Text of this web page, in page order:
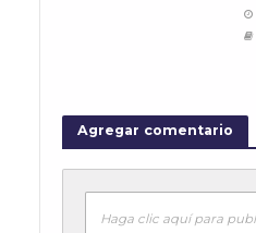
Agregar comentario
Haga clic aquí para